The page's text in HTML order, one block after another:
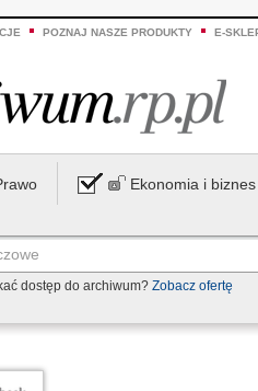
POZNAJ NASZE PRODUKTY E-
Ekonomia i biznes
dostęp do archiwum? Zobacz ofertę